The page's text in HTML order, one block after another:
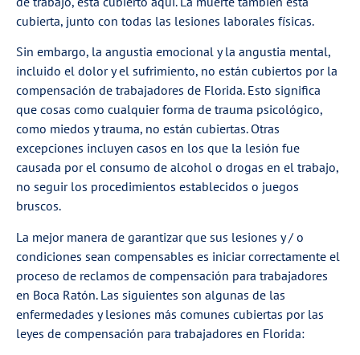
cubierta, junto con todas las lesiones laborales físicas.
Sin embargo, la angustia emocional y la angustia mental,
incluido el dolor y el sufrimiento, no están cubiertos por la
compensación de trabajadores de Florida. Esto significa
que cosas como cualquier forma de trauma psicológico,
como miedos y trauma, no están cubiertas. Otras
excepciones incluyen casos en los que la lesión fue
causada por el consumo de alcohol o drogas en el trabajo,
no seguir los procedimientos establecidos o juegos
bruscos.
La mejor manera de garantizar que sus lesiones y / o
condiciones sean compensables es iniciar correctamente el
proceso de reclamos de compensación para trabajadores
en Boca Ratón. Las siguientes son algunas de las
enfermedades y lesiones más comunes cubiertas por las
leyes de compensación para trabajadores en Florida: